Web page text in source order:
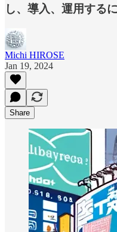
し、導入、運用する
Michi HIROSE
Jan 19, 2024
Share